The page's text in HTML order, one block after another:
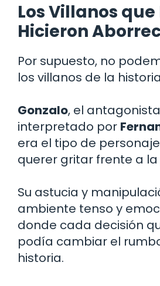
Los Villanos que
Hicieron
Por supuesto, no
los villanos de la
Gonzalo, el
interpretado por
era el tipo de
querer gritar frente a
Su astucia y
ambiente tenso y
donde cada decisión
podía cambiar el
historia.